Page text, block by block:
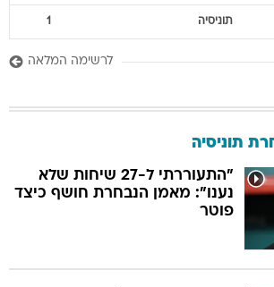
תוניסיה 1
לרשימה המלאה
תוניסיה
"התעוררתי ל-27 שיחות שלא
נענו": מאמן הנבחרת חושף כיצד
פוטר